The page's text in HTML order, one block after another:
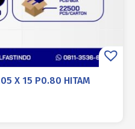
X 15 P0.80 HITAM